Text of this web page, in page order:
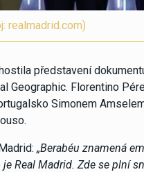
realmadrid.com)
představení
Geographic. Florentino
Simonem
„Berabéu znamená
Real Madrid. Zde se plní